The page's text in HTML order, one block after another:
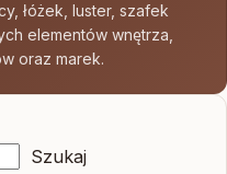
łóżek, luster, szafek
elementów wnętrza,
oraz marek.
Szukaj